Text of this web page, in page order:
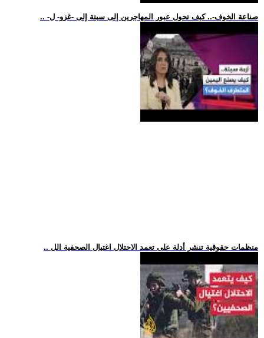
.. -صناعة الخوف-.. كيف تحول عبور المهاجرين إلى سبتة إلى -غزو- ل
.. منظمات حقوقية تنشر أدلة على تعمد الاحتلال اغتيال الصحفية الل